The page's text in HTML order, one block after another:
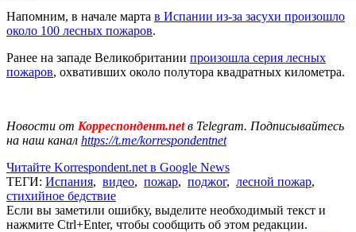
Напомним, в начале марта в Испании из-за засухи произошло
около 100 лесных пожаров.
Ранее на западе Великобритании произошла серия лесных
пожаров, охвативших около полутора квадратных километра.
Новости от Корреспондент.netв Telegram. Подписывайтесь
на наш канал https://t.me/korrespondentnet
Читайте Korrespondent.net в Google News
ТЕГИ: Испания, видео, пожар, поджог, лесной пожар,
стихийное бедствие
Если вы заметили ошибку, выделите необходимый текст и
нажмите Ctrl+Enter, чтобы сообщить об этом редакции.